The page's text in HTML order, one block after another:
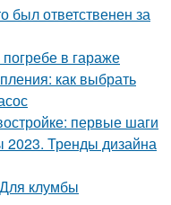
был ответственен за
в гараже
как выбрать
первые шаги
2023. Тренды дизайна
клумбы